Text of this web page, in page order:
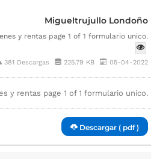
Migueltrujullo Londoño
y rentas page 1 of 1 formulario unico.
381 Descargas 225.79 KB 05-04-2022
y rentas page 1 of 1 formulario unico.
Descargar ( pdf )